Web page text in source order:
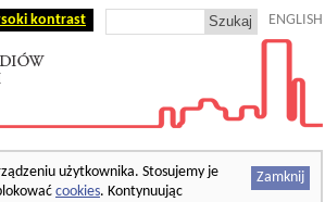
kontrast ENGLISH
Zamknij
użytkownika. Stosujemy je
cookies. Kontynuując